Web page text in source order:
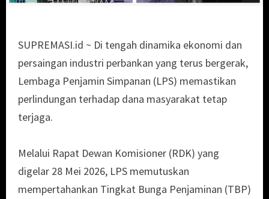
SUPREMASI.id ~ Di tengah dinamika ekonomi dan
persaingan industri perbankan yang terus bergerak,
Lembaga Penjamin Simpanan (LPS) memastikan
perlindungan terhadap dana masyarakat tetap
terjaga.
Melalui Rapat Dewan Komisioner (RDK) yang
digelar 28 Mei 2026, LPS memutuskan
mempertahankan Tingkat Bunga Penjaminan (TBP)